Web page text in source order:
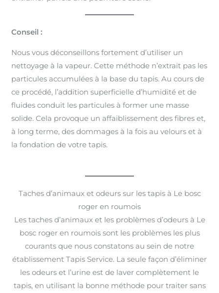
Conseil :
Nous vous déconseillons fortement d’utiliser un
nettoyage à la vapeur. Cette méthode n’extrait pas les
particules accumulées à la base du tapis. Au cours de
ce procédé, l’addition superficielle d’humidité et de
fluides conduit les particules à former une masse
solide. Cela provoque un affaiblissement des fibres et,
à long terme, des dommages à la fois au velours et à
la fondation de votre tapis.
Taches d’animaux et odeurs sur les tapis à Le bosc
roger en roumois
Les taches d’animaux et les problèmes d’odeurs à Le
bosc roger en roumois sont les problèmes les plus
courants que nous constatons au sein de notre
établissement Tapis Service. La seule façon d’éliminer
les odeurs et l’urine est de laver complètement le
tapis, en utilisant la bonne méthode pour traiter sans